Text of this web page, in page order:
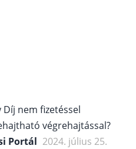
nem fizetéssel
végrehajtással?
Portál 2024. július 25.